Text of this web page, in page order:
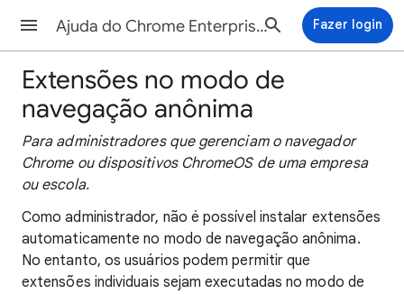
Ajuda do Chrome Enterprise and Education Fazer login
Extensões no modo de
navegação anônima
Para administradores que gerenciam o navegador
Chrome ou dispositivos ChromeOS de uma empresa
ou escola.
Como administrador, não é possível instalar extensões
automaticamente no modo de navegação anônima.
No entanto, os usuários podem permitir que
extensões individuais sejam executadas no modo de